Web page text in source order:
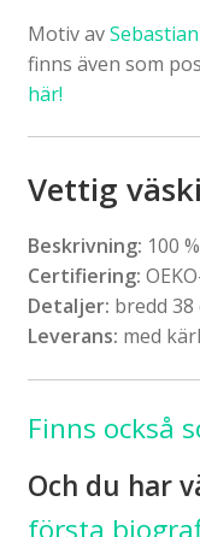
Motiv av
finns även som
här!
Vettig
Beskrivning: 100
Certifiering:
Detaljer: bredd 38
Leverans: med
Finns också
Och du har